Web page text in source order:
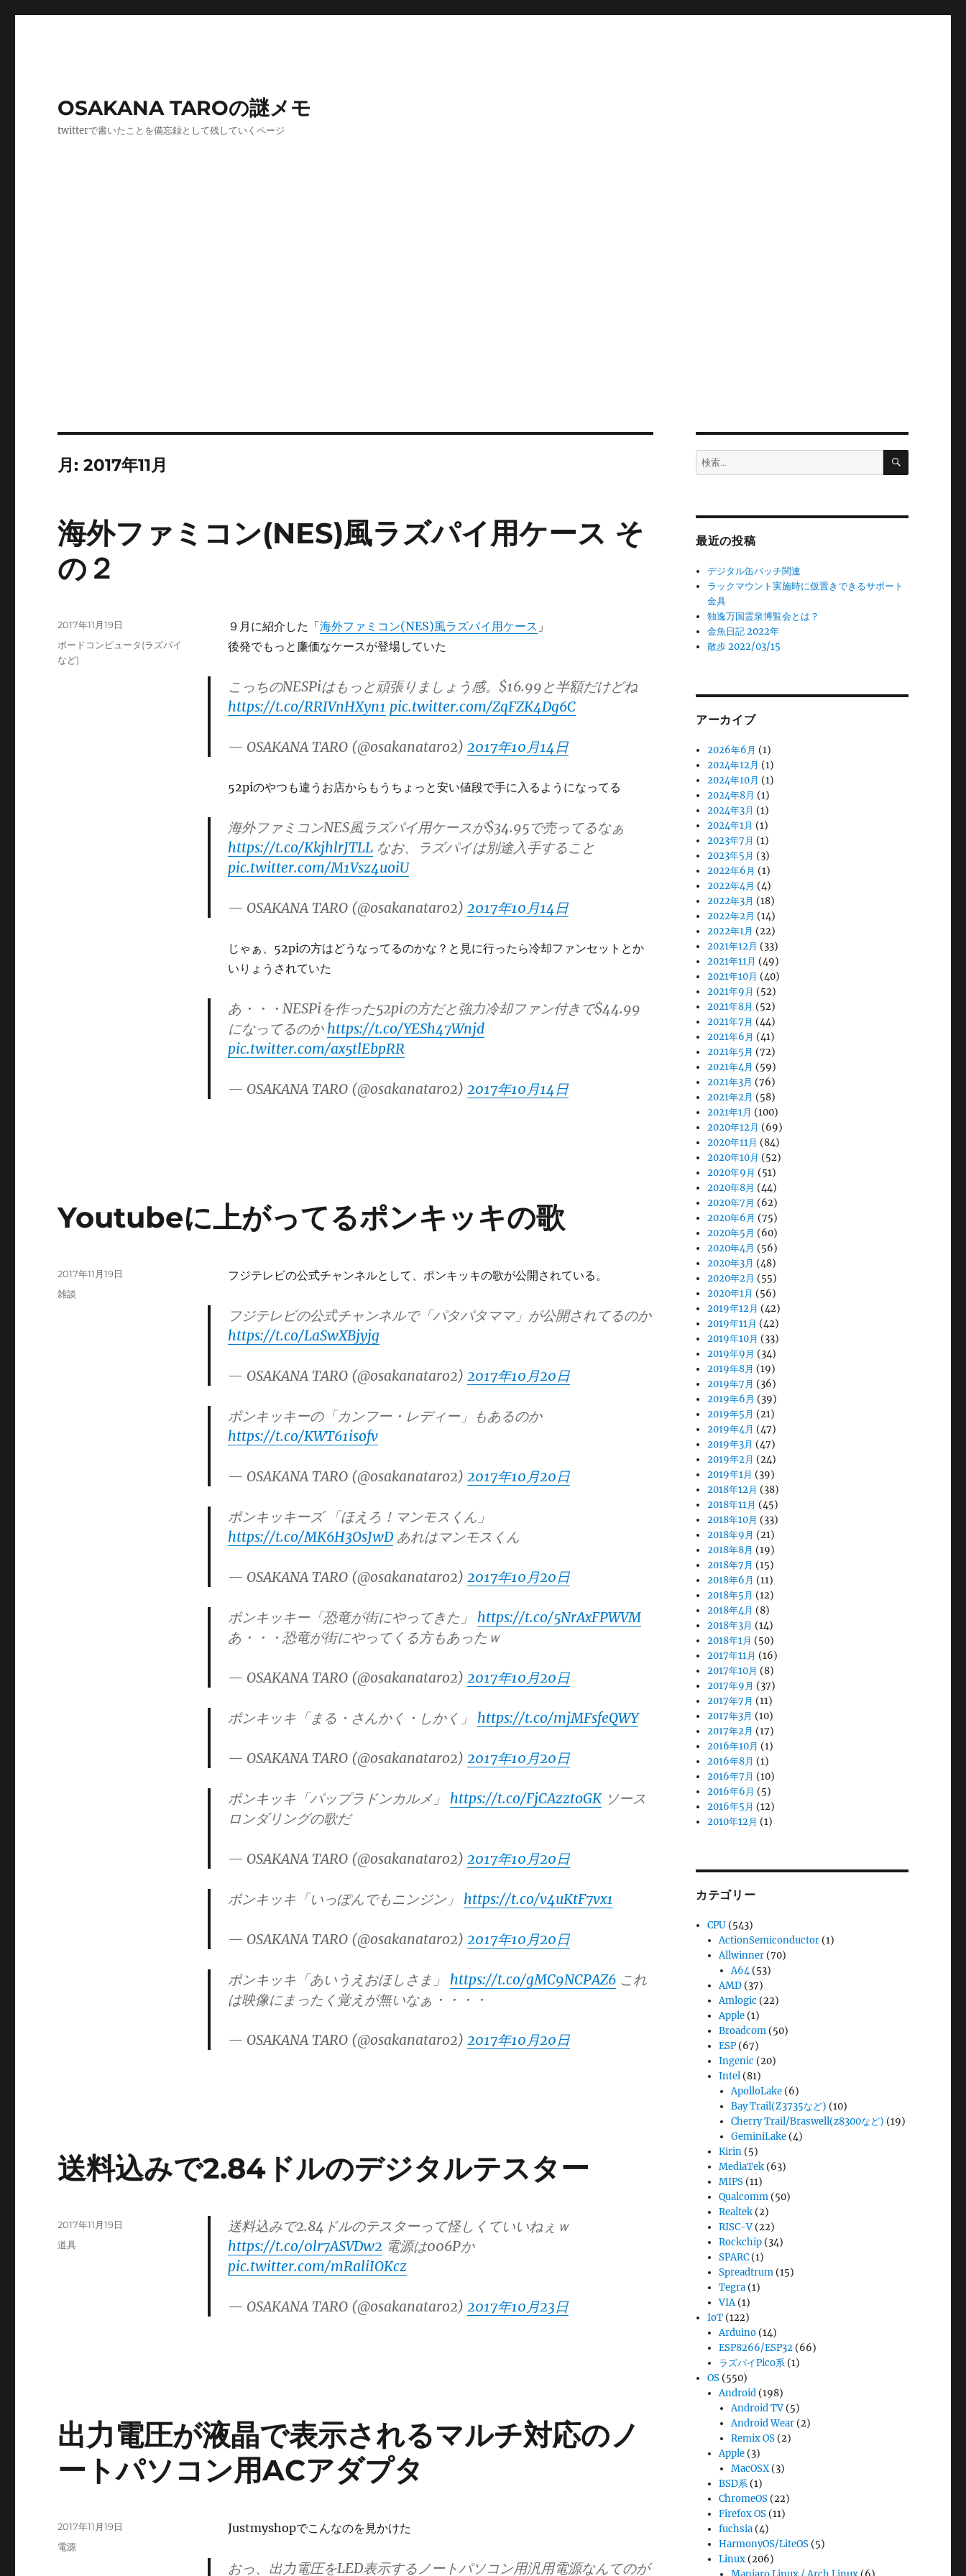
OSAKANA TAROの謎メモ
twitterで書いたことを備忘録として残していくページ
月:2017年11月
海外ファミコン(NES)風ラズパイ用ケース そ
の２
９月に紹介した「海外ファミコン(NES)風ラズパイ用ケース 」
後発でもっと廉価なケースが登場していた
こっちのNESPiはもっと頑張りましょう感。$16.99と半額だけどね
https://t.co/RRIVnHXyn1 pic.twitter.com/ZqFZK4Dg6C
— OSAKANA TARO (@osakanataro2) 2017年10月14日
52piのやつも違うお店からもうちょっと安い値段で手に入るようになってる
海外ファミコンNES風ラズパイ用ケースが$34.95で売ってるなぁ
https://t.co/KkjhlrJTLLなお、ラズパイは別途入手すること
pic.twitter.com/M1Vsz4uoiU
— OSAKANA TARO (@osakanataro2) 2017年10月14日
じゃぁ、52piの方はどうなってるのかな？と見に行ったら冷却ファンセットとか
いりょうされていた
あ・・・NESPiを作った52piの方だと強力冷却ファン付きで$44.99
になってるのか https://t.co/YESh47Wnjd
pic.twitter.com/ax5tlEbpRR
— OSAKANA TARO (@osakanataro2) 2017年10月14日
投
稿
日:
2017年11月19日
カ
テ
ボードコンピュータ(ラズパイ
など)
Youtubeに上がってるポンキッキの歌
フジテレビの公式チャンネルとして、ポンキッキの歌が公開されている。
フジテレビの公式チャンネルで「パタパタママ」が公開されてるのか
https://t.co/LaSwXBjyjg
— OSAKANA TARO (@osakanataro2) 2017年10月20日
ポンキッキーの「カンフー・レディー」もあるのか
https://t.co/KWT61isofv
— OSAKANA TARO (@osakanataro2) 2017年10月20日
ポンキッキーズ 「ほえろ！マンモスくん」
https://t.co/MK6H3OsJwDあれはマンモスくん
— OSAKANA TARO (@osakanataro2) 2017年10月20日
ポンキッキー「恐竜が街にやってきた」 https://t.co/5NrAxFPWVM
あ・・・恐竜が街にやってくる方もあったｗ
— OSAKANA TARO (@osakanataro2) 2017年10月20日
ポンキッキ「まる・さんかく・しかく」 https://t.co/mjMFsfeQWY
— OSAKANA TARO (@osakanataro2) 2017年10月20日
ポンキッキ「パップラドンカルメ」 https://t.co/FjCAzztoGKソース
ロンダリングの歌だ
— OSAKANA TARO (@osakanataro2) 2017年10月20日
ポンキッキ「いっぽんでもニンジン」 https://t.co/v4uKtF7vx1
— OSAKANA TARO (@osakanataro2) 2017年10月20日
ポンキッキ「あいうえおほしさま」 https://t.co/gMC9NCPAZ6これ
は映像にまったく覚えが無いなぁ・・・・
— OSAKANA TARO (@osakanataro2) 2017年10月20日
投
稿
2017年11月19日
カ
雑談
送料込みで2.84ドルのデジタルテスター
送料込みで2.84ドルのテスターって怪しくていいねぇｗ
https://t.co/0lr7ASVDw2 電源は006Pか
pic.twitter.com/mRaliIOKcz
— OSAKANA TARO (@osakanataro2) 2017年10月23日
投
稿
2017年11月19日
カ
道具
出力電圧が液晶で表示されるマルチ対応のノ
ートパソコン用ACアダプタ
Justmyshopでこんなのを見かけた
おっ、出力電圧をLED表示するノートパソコン用汎用電源なんてのが
投
稿
2017年11月19日
カ
電源
検
索:
検
最近の投稿
デジタル缶バッチ関連
ラックマウント実施時に仮置きできるサポート
金具
独逸万国霊泉博覧会とは？
金魚日記 2022年
散歩 2022/03/15
アーカイブ
2026年6月 (1)
2024年12月 (1)
2024年10月 (1)
2024年8月 (1)
2024年3月 (1)
2024年1月 (1)
2023年7月 (1)
2023年5月 (3)
2022年6月 (1)
2022年4月 (4)
2022年3月 (18)
2022年2月 (14)
2022年1月 (22)
2021年12月 (33)
2021年11月 (49)
2021年10月 (40)
2021年9月 (52)
2021年8月 (52)
2021年7月 (44)
2021年6月 (41)
2021年5月 (72)
2021年4月 (59)
2021年3月 (76)
2021年2月 (58)
2021年1月 (100)
2020年12月 (69)
2020年11月 (84)
2020年10月 (52)
2020年9月 (51)
2020年8月 (44)
2020年7月 (62)
2020年6月 (75)
2020年5月 (60)
2020年4月 (56)
2020年3月 (48)
2020年2月 (55)
2020年1月 (56)
2019年12月 (42)
2019年11月 (42)
2019年10月 (33)
2019年9月 (34)
2019年8月 (19)
2019年7月 (36)
2019年6月 (39)
2019年5月 (21)
2019年4月 (47)
2019年3月 (47)
2019年2月 (24)
2019年1月 (39)
2018年12月 (38)
2018年11月 (45)
2018年10月 (33)
2018年9月 (21)
2018年8月 (19)
2018年7月 (15)
2018年6月 (11)
2018年5月 (12)
2018年4月 (8)
2018年3月 (14)
2018年1月 (50)
2017年11月 (16)
2017年10月 (8)
2017年9月 (37)
2017年7月 (11)
2017年3月 (10)
2017年2月 (17)
2016年10月 (1)
2016年8月 (1)
2016年7月 (10)
2016年6月 (5)
2016年5月 (12)
2010年12月 (1)
カテゴリー
CPU (543)
ActionSemiconductor (1)
Allwinner (70)
A64(53)
AMD (37)
Amlogic (22)
Apple (1)
Broadcom (50)
ESP (67)
Ingenic (20)
Intel (81)
ApolloLake(6)
Bay Trail(Z3735など) (10)
Cherry Trail/Braswell(z8300など) (19)
GeminiLake(4)
Kirin (5)
MediaTek (63)
MIPS (11)
Qualcomm (50)
Realtek (2)
RISC-V (22)
Rockchip (34)
SPARC (1)
Spreadtrum (15)
Tegra (1)
VIA(1)
IoT (122)
Arduino (14)
ESP8266/ESP32 (66)
ラズパイPico系 (1)
OS (550)
Android (198)
Android TV(5)
Android Wear(2)
Remix OS(2)
Apple (3)
MacOSX(3)
BSD系 (1)
ChromeOS (22)
Firefox OS (11)
fuchsia (4)
HarmonyOS/LiteOS (5)
Linux (206)